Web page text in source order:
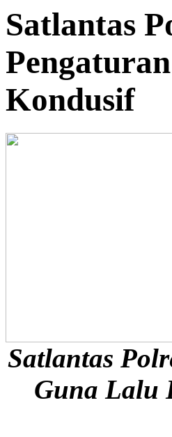
Satlantas
Kondusif
Satlantas
Guna Lalu